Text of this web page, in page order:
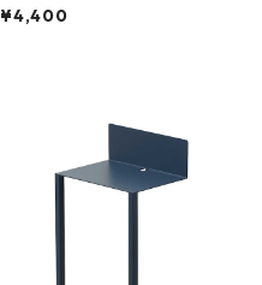
AKU Timeless 100パーセント ス
¥4,400